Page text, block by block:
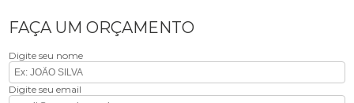
FAÇA UM ORÇAMENTO
Digite seu nome
Digite seu email